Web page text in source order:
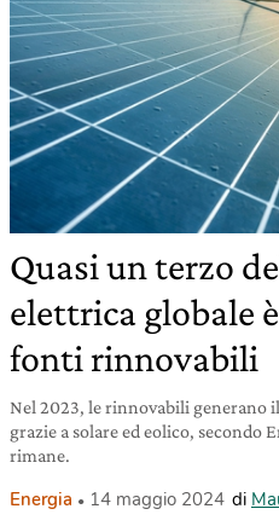
Quasi un terzo
elettrica globale
fonti rinnovabili
Nel 2023, le rinnovabili generano
grazie a solare ed eolico, secondo
rimane.
Energia 14 maggio 2024 di